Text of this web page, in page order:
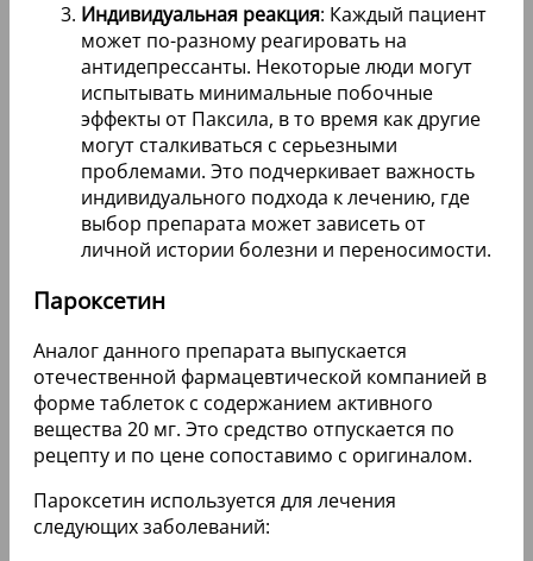
Индивидуальная реакция: Каждый пациент
может по-разному реагировать на
антидепрессанты. Некоторые люди могут
испытывать минимальные побочные
эффекты от Паксила, в то время как другие
могут сталкиваться с серьезными
проблемами. Это подчеркивает важность
индивидуального подхода к лечению, где
выбор препарата может зависеть от
личной истории болезни и переносимости.
Пароксетин
Аналог данного препарата выпускается
отечественной фармацевтической компанией в
форме таблеток с содержанием активного
вещества 20 мг. Это средство отпускается по
рецепту и по цене сопоставимо с оригиналом.
Пароксетин используется для лечения
следующих заболеваний: